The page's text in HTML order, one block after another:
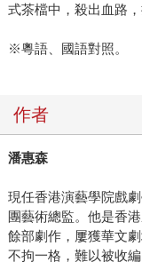
式茶檔中，殺出血路，
※粵語、國語對照。
作者
潘惠森
現任香港演藝學院戲
團藝術總監。他是香
餘部劇作，屢獲華文
不拘一格，難以被收